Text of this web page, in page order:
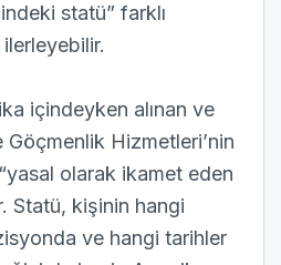
statü” farklı
içindeyken alınan ve
Göçmenlik Hizmetleri’nin
olarak ikamet eden
Statü, kişinin hangi
ve hangi tarihler